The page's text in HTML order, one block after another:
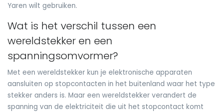
Yaren wilt gebruiken.
Wat is het verschil tussen een
wereldstekker en een
spanningsomvormer?
Met een wereldstekker kun je elektronische apparaten
aansluiten op stopcontacten in het buitenland waar het type
stekker anders is. Maar een wereldstekker verandert de
spanning van de elektriciteit die uit het stopcontact komt